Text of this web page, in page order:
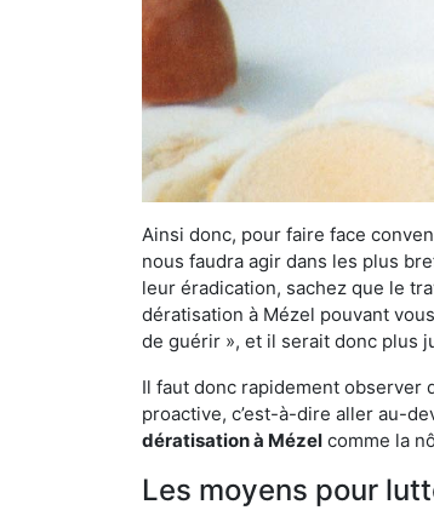
Ainsi donc, pour faire face
nous faudra agir dans les plus
leur éradication, sachez que le
dératisation à Mézel pouvant
de guérir », et il serait donc plus
Il faut donc rapidement observer
proactive, c’est-à-dire aller au-
dératisation à Mézel comme la
Les moyens pour